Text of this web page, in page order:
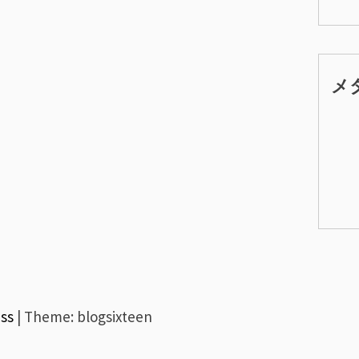
メ
| Theme: blogsixteen